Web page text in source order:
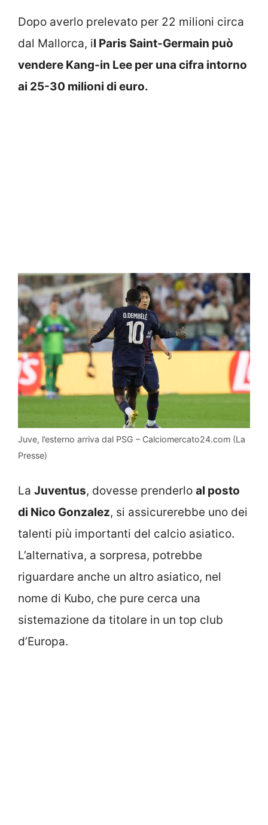
Dopo averlo prelevato per 22 milioni circa
dal Mallorca, il Paris Saint-Germain può
vendere Kang-in Lee per una cifra intorno
ai 25-30 milioni di euro.
Juve, l’esterno arriva dal PSG – Calciomercato24.com (La
Presse)
La Juventus, dovesse prenderlo al posto
di Nico Gonzalez, si assicurerebbe uno dei
talenti più importanti del calcio asiatico.
L’alternativa, a sorpresa, potrebbe
riguardare anche un altro asiatico, nel
nome di Kubo, che pure cerca una
sistemazione da titolare in un top club
d’Europa.